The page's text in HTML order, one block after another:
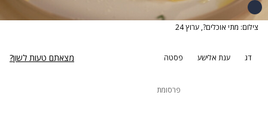
צילום: מתי אוכלים?, ערוץ 24
דג ענת אלישע פסטה מצאתם טעות לשון?
פרסומת